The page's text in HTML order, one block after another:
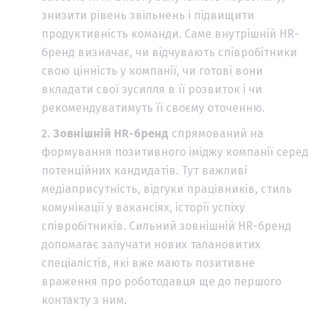
знизити рівень звільнень і підвищити
продуктивність команди. Саме внутрішній HR-
бренд визначає, чи відчувають співробітники
свою цінність у компанії, чи готові вони
вкладати свої зусилля в її розвиток і чи
рекомендуватимуть її своєму оточенню.
Зовнішній HR-бренд спрямований на
формування позитивного іміджу компанії серед
потенційних кандидатів. Тут важливі
медіаприсутність, відгуки працівників, стиль
комунікації у вакансіях, історії успіху
співробітників. Сильний зовнішній HR-бренд
допомагає залучати нових талановитих
спеціалістів, які вже мають позитивне
враження про роботодавця ще до першого
контакту з ним.